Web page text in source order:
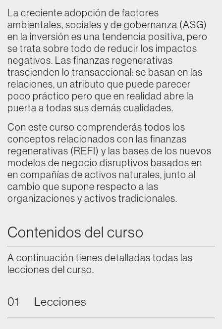
La creciente adopción de factores
ambientales, sociales y de gobernanza (ASG)
en la inversión es una tendencia positiva, pero
se trata sobre todo de reducir los impactos
negativos. Las finanzas regenerativas
trascienden lo transaccional: se basan en las
relaciones, un atributo que puede parecer
poco práctico pero que en realidad abre la
puerta a todas sus demás cualidades.
Con este curso comprenderás todos los
conceptos relacionados con las finanzas
regenerativas (REFI) y las bases de los nuevos
modelos de negocio disruptivos basados en
en compañías de activos naturales, junto al
cambio que supone respecto a las
organizaciones y activos tradicionales.
Contenidos del curso
A continuación tienes detalladas todas las
lecciones del curso.
01 Lecciones